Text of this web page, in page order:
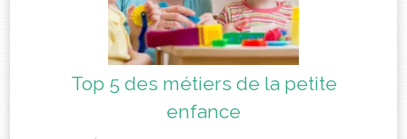
Top 5 des métiers de la petite
enfance